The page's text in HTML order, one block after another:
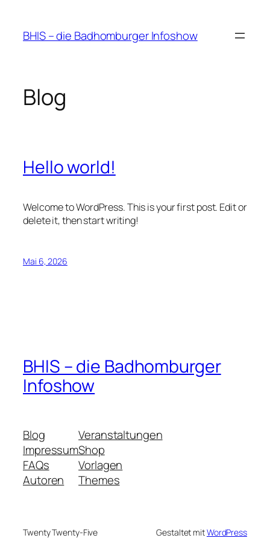
springen
BHIS – die Badhomburger Infoshow
Blog
Hello world!
Welcome to WordPress. This is your first post. Edit or
delete it, then start writing!
Mai 6, 2026
BHIS – die Badhomburger
Infoshow
Blog
Impressum
FAQs
Autoren
Veranstaltungen
Shop
Vorlagen
Themes
Twenty Twenty-Five Gestaltet mitWordPress